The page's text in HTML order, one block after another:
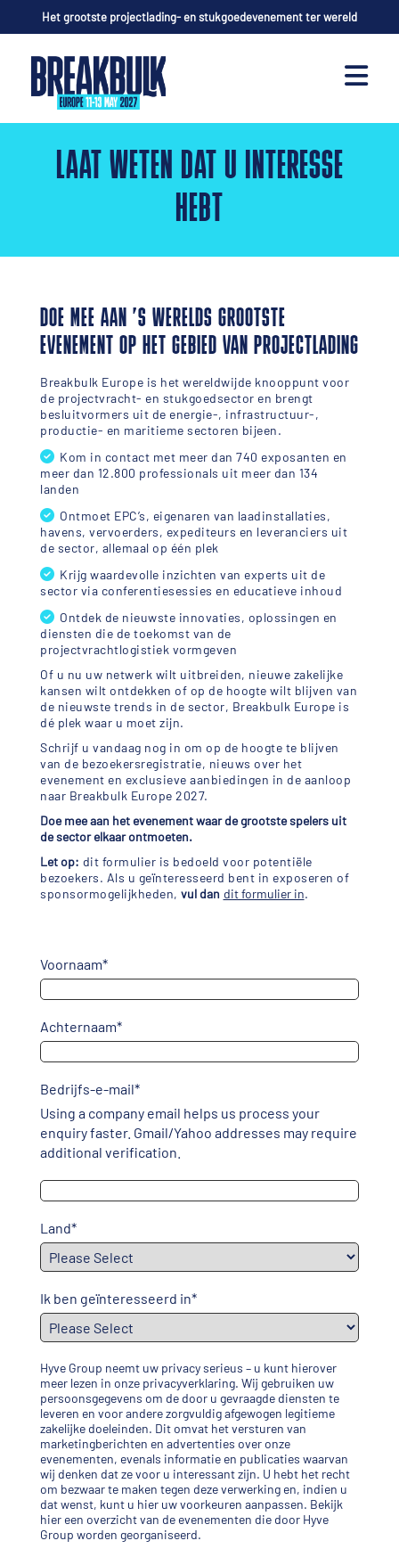
Het grootste projectlading- en stukgoedevenement ter wereld
LAAT WETEN DAT U INTERESSE
HEBT
DOE MEE AAN ’S WERELDS GROOTSTE
EVENEMENT OP HET GEBIED VAN PROJECTLADING
Breakbulk Europe is het wereldwijde knooppunt voor
de projectvracht- en stukgoedsector en brengt
besluitvormers uit de energie-, infrastructuur-,
productie- en maritieme sectoren bijeen.
Kom in contact met meer dan 740 exposanten en
meer dan 12.800 professionals uit meer dan 134
landen
Ontmoet EPC’s, eigenaren van laadinstallaties,
havens, vervoerders, expediteurs en leveranciers uit
de sector, allemaal op één plek
Krijg waardevolle inzichten van experts uit de
sector via conferentiesessies en educatieve inhoud
Ontdek de nieuwste innovaties, oplossingen en
diensten die de toekomst van de
projectvrachtlogistiek vormgeven
Of u nu uw netwerk wilt uitbreiden, nieuwe zakelijke
kansen wilt ontdekken of op de hoogte wilt blijven van
de nieuwste trends in de sector, Breakbulk Europe is
dé plek waar u moet zijn.
Schrijf u vandaag nog in om op de hoogte te blijven
van de bezoekersregistratie, nieuws over het
evenement en exclusieve aanbiedingen in de aanloop
naar Breakbulk Europe 2027.
Doe mee aan het evenement waar de grootste spelers uit
de sector elkaar ontmoeten.
Let op: dit formulier is bedoeld voor potentiële
bezoekers. Als u geïnteresseerd bent in exposeren of
sponsormogelijkheden, vul dan dit formulier in.
Voornaam*
Achternaam*
Bedrijfs-e-mail*
Using a company email helps us process your
enquiry faster. Gmail/Yahoo addresses may require
additional verification.
Land*
Ik ben geïnteresseerd in*
Hyve Group neemt uw privacy serieus – u kunt hierover
meer lezen in onze privacyverklaring. Wij gebruiken uw
persoonsgegevens om de door u gevraagde diensten te
leveren en voor andere zorgvuldig afgewogen legitieme
zakelijke doeleinden. Dit omvat het versturen van
marketingberichten en advertenties over onze
evenementen, evenals informatie en publicaties waarvan
wij denken dat ze voor u interessant zijn. U hebt het recht
om bezwaar te maken tegen deze verwerking en, indien u
dat wenst, kunt u hier uw voorkeuren aanpassen. Bekijk
hier een overzicht van de evenementen die door Hyve
Group worden georganiseerd.